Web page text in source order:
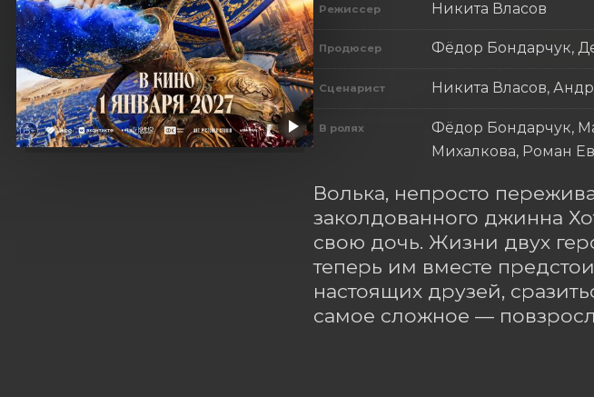
Режиссер Никита Власов
Продюсер Фёдор Бондарчук,
Сценарист Никита Власов,
В ролях
Фёдор Бондарчук,
Михалкова, Роман
Волька, непросто
заколдованного джинна
свою дочь. Жизни двух
теперь им вместе
настоящих друзей,
самое сложное —